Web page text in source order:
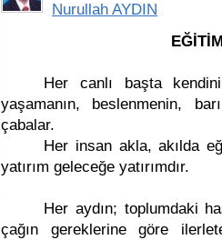
Nurullah AYDIN
EĞİTİM-
Her canlı başta
yaşamanın, beslenmenin,
çabalar.
Her insan akla, akılda
yatırım geleceğe yatırımdır.
Her aydın; toplumdaki
çağın gereklerine göre